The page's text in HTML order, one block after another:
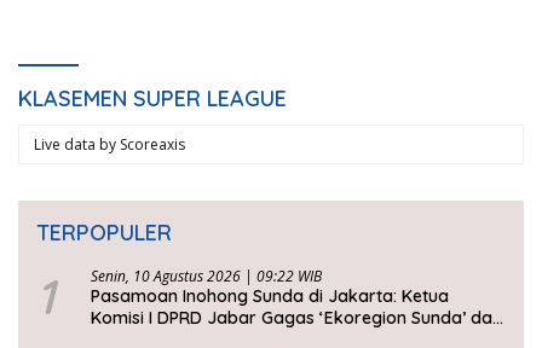
KLASEMEN SUPER LEAGUE
Live data by Scoreaxis
TERPOPULER
1 Senin, 10 Agustus 2026 | 09:22 WIB
Pasamoan Inohong Sunda di Jakarta: Ketua
Komisi I DPRD Jabar Gagas ‘Ekoregion Sunda’ dan